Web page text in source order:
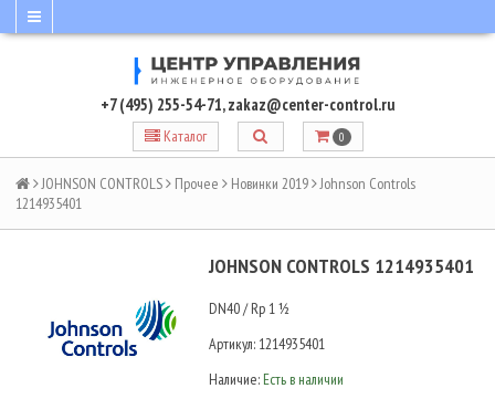
+7 (495) 255-54-71,zakaz@center-control.ru
Каталог 0
JOHNSON CONTROLS Прочее Новинки 2019
Johnson Controls
1214935401
JOHNSON CONTROLS 1214935401
DN40 / Rp 1 ½
Артикул: 1214935401
Наличие: Есть в наличии